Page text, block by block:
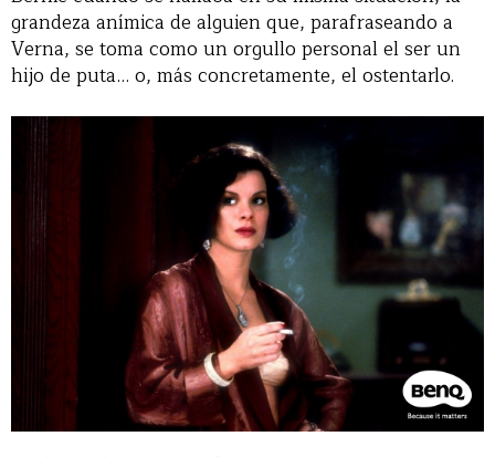
grandeza anímica de alguien que, parafraseando a
Verna, se toma como un orgullo personal el ser un
hijo de puta… o, más concretamente, el ostentarlo.